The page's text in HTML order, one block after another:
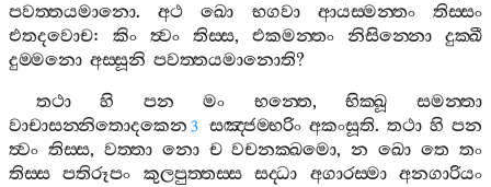
පවත‍්තයමානො.අථ ඛො භගවා ආයස‍්මන‍්තං
තිස‍්සං
එතදවොච: කිං ත්‍වං තිස‍්ස, එකමන‍්තං නිසින‍්නො
දුක‍්ඛී
දුම‍්මනො අස‍්සූනි පවත‍්තයමානොති?
තථා
හි පන මං භන‍්තෙ,භික‍්ඛූ
සමන‍්තා
වාචාසන‍්නිතොදකෙන 3 සඤ‍්ජම‍්භරිං අකංසූති. තථා හි පන
ත්‍වං තිස‍්ස, වත‍්තා නො ච වචනක‍්ඛමො,න ඛො තෙ තං
තිස‍්ස
පතිරූපං කුලපුත‍්තස‍්ස සද‍්ධා අගාරස‍්මා
අනගාරියං